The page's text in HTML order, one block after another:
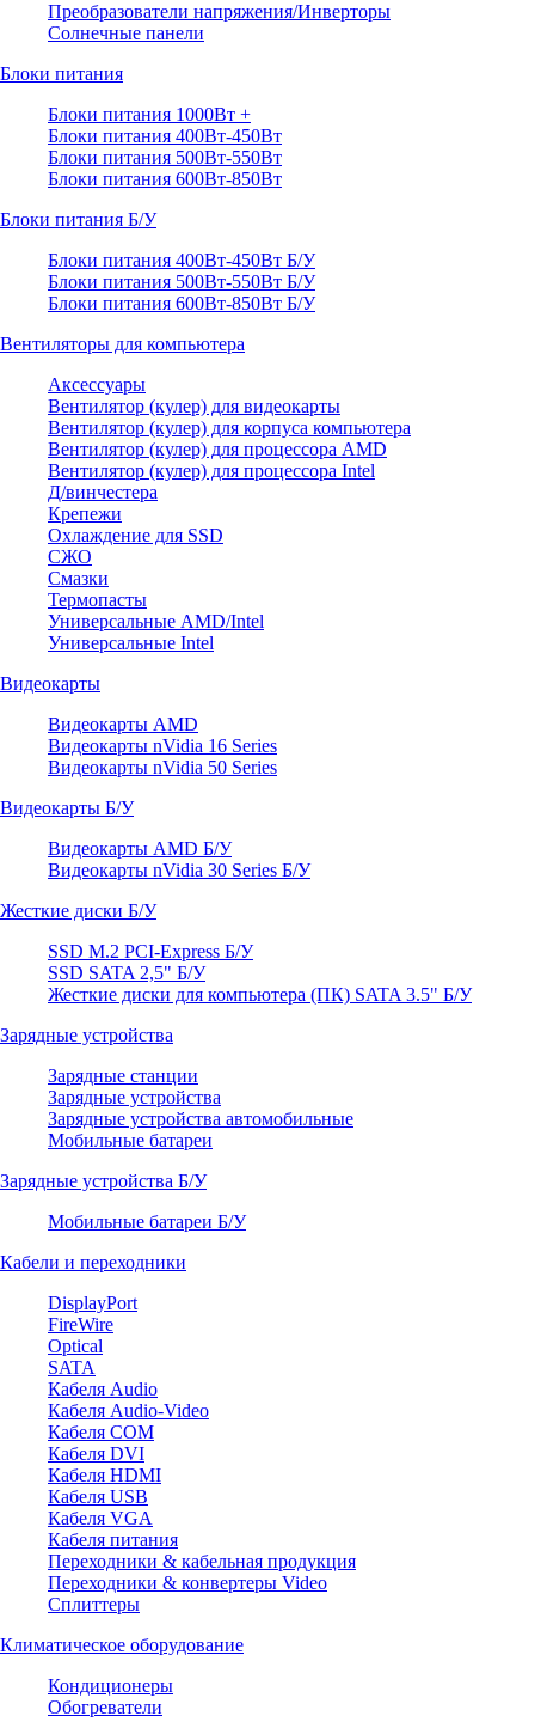
Преобразователи напряжения/Инверторы
Солнечные панели
Блоки питания
Блоки питания 1000Вт +
Блоки питания 400Вт-450Вт
Блоки питания 500Вт-550Вт
Блоки питания 600Вт-850Вт
Блоки питания Б/У
Блоки питания 400Вт-450Вт Б/У
Блоки питания 500Вт-550Вт Б/У
Блоки питания 600Вт-850Вт Б/У
Вентиляторы для компьютера
Аксессуары
Вентилятор (кулер) для видеокарты
Вентилятор (кулер) для корпуса компьютера
Вентилятор (кулер) для процессора AMD
Вентилятор (кулер) для процессора Intel
Д/винчестера
Крепежи
Охлаждение для SSD
СЖО
Смазки
Термопасты
Универсальные AMD/Intel
Универсальные Intel
Видеокарты
Видеокарты AMD
Видеокарты nVidia 16 Series
Видеокарты nVidia 50 Series
Видеокарты Б/У
Видеокарты AMD Б/У
Видеокарты nVidia 30 Series Б/У
Жесткие диски Б/У
SSD M.2 PCI-Express Б/У
SSD SATA 2,5" Б/У
Жесткие диски для компьютера (ПК) SATA 3.5" Б/У
Зарядные устройства
Зарядные станции
Зарядные устройства
Зарядные устройства автомобильные
Мобильные батареи
Зарядные устройства Б/У
Мобильные батареи Б/У
Кабели и переходники
DisplayPort
FireWire
Optical
SATA
Кабеля Audio
Кабеля Audio-Video
Кабеля COM
Кабеля DVI
Кабеля HDMI
Кабеля USB
Кабеля VGA
Кабеля питания
Переходники & кабельная продукция
Переходники & конвертеры Video
Сплиттеры
Климатическое оборудование
Кондиционеры
Обогреватели